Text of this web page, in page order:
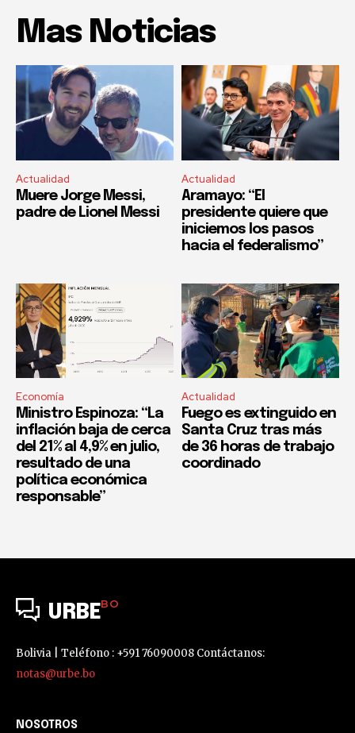
Mas Noticias
Actualidad
Muere Jorge Messi,
padre de Lionel Messi
Actualidad
Aramayo: “El
presidente quiere que
iniciemos los pasos
hacia el federalismo”
Economía
Ministro Espinoza: “La
inflación baja de cerca
del 21% al 4,9% en julio,
resultado de una
política económica
responsable”
Actualidad
Fuego es extinguido en
Santa Cruz tras más
de 36 horas de trabajo
coordinado
URBEBO
Bolivia | Teléfono : +591 76090008 Contáctanos:
notas@urbe.bo
NOSOTROS